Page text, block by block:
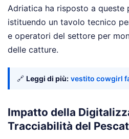
Adriatica ha risposto a queste
istituendo un tavolo tecnico
e operatori del settore per
delle catture.
🔗 Leggi di più: vestito cowgirl
Impatto della
Tracciabilità del